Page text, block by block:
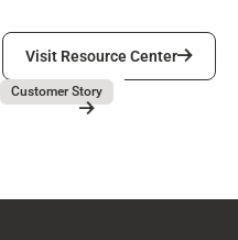
Visit Resource Center
Visit Resource Center
July 31, 2026
Customer Story
GEBAG
GEBAG